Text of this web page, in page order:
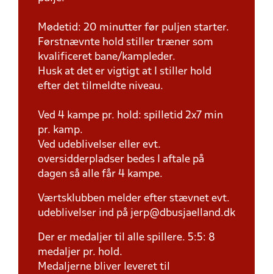
Mødetid: 20 minutter før puljen starter.
Førstnævnte hold stiller træner som
kvalificeret bane/kampleder.
Husk at det er vigtigt at I stiller hold
efter det tilmeldte niveau.
Ved 4 kampe pr. hold: spilletid 2x7 min
pr. kamp.
Ved udeblivelser eller evt.
oversidderpladser bedes I aftale på
dagen så alle får 4 kampe.
Værtsklubben melder efter stævnet evt.
udeblivelser ind på jerp@dbusjaelland.dk
Der er medaljer til alle spillere. 5:5: 8
medaljer pr. hold.
Medaljerne bliver leveret til